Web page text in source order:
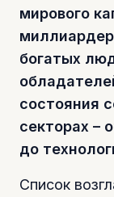
мирового
богатых
состояния
секторах –
до
Список